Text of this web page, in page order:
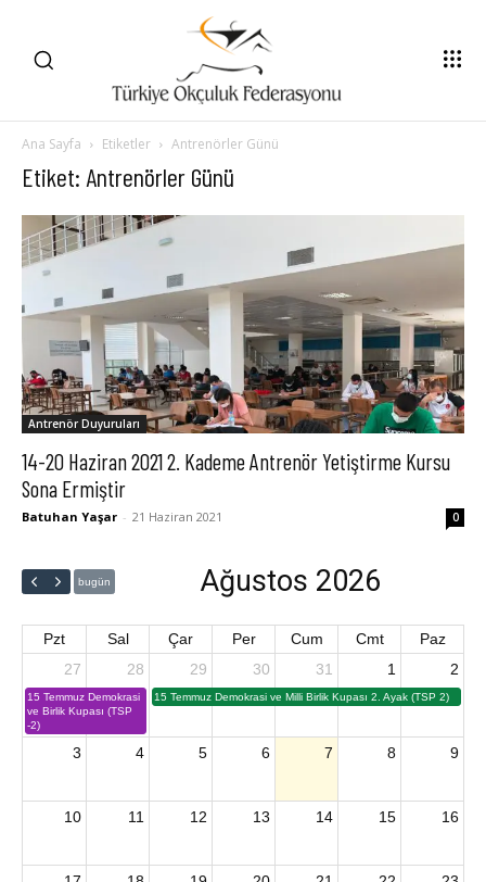
Ana Sayfa Etiketler Antrenörler Günü
Etiket: Antrenörler Günü
Antrenör Duyuruları
14-20 Haziran 2021 2. Kademe Antrenör Yetiştirme Kursu
Sona Ermiştir
Batuhan Yaşar - 21 Haziran 2021 0
bugün Ağustos 2026
Pzt Sal Çar Per Cum Cmt
Paz
27
15 Temmuz Demokrasi
ve Birlik Kupası (TSP
-2)
28 29
15 Temmuz Demokrasi ve Milli Birlik Kupası 2. Ayak (TSP 2)
30 31 1 2
3 4 5 6 7 8 9
10 11 12 13 14 15 16